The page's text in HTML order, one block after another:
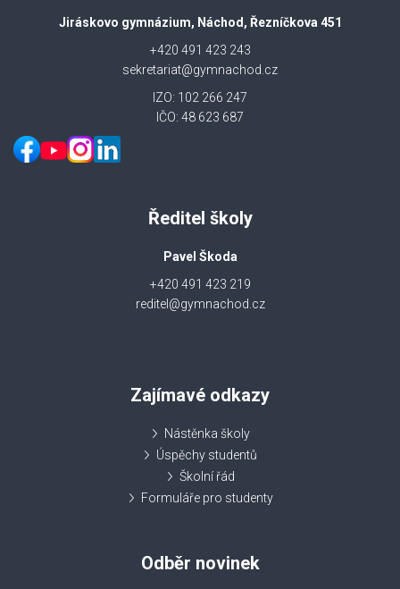
Jiráskovo gymnázium, Náchod, Řezníčkova 451
+420 491 423 243
sekretariat@gymnachod.cz
IZO: 102 266 247
IČO: 48 623 687
Ředitel školy
Pavel Škoda
+420 491 423 219
reditel@gymnachod.cz
Zajímavé odkazy
Nástěnka školy
Úspěchy studentů
Školní řád
Formuláře pro studenty
Odběr novinek